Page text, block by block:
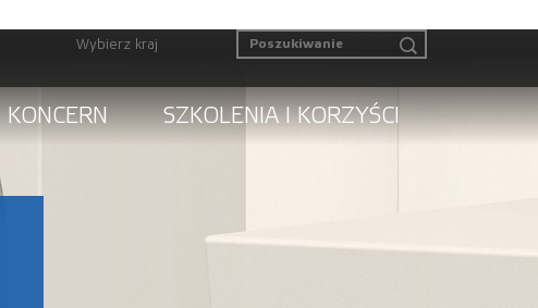
Wybierz kraj
KONCERN SZKOLENIA I KORZYŚCI